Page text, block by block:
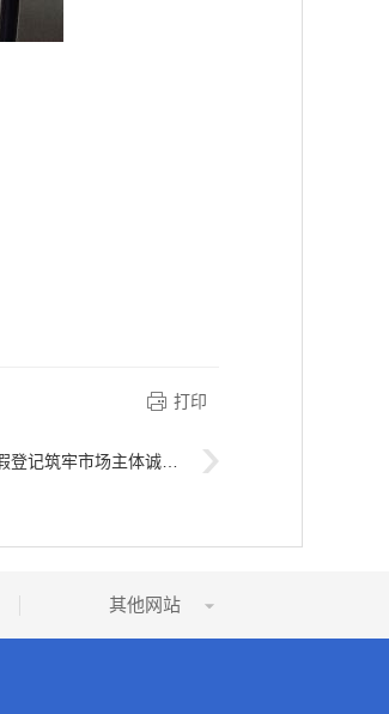
打印
筑牢市场主体诚信根基
其他网站